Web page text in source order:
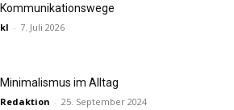
Kommunikationswege
kl - 7. Juli 2026
Minimalismus im Alltag
Redaktion - 25. September 2024